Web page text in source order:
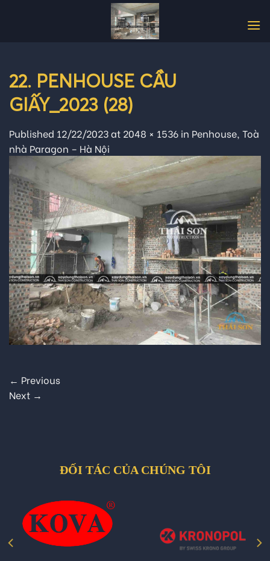
22. PENHOUSE CẦU
GIẤY_2023 (28)
Published 12/22/2023at 2048 × 1536 in Penhouse, Toà
nhà Paragon – Hà Nội
← Previous
Next →
ĐỐI TÁC CỦA CHÚNG TÔI